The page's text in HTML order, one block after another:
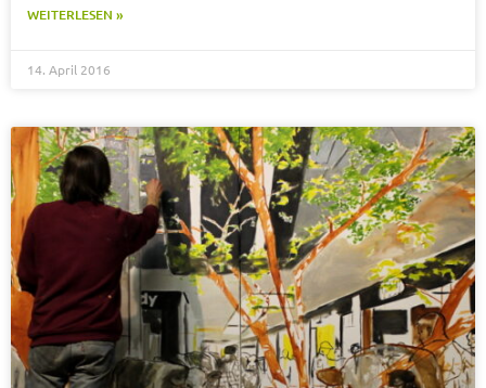
WEITERLESEN »
14. April 2016